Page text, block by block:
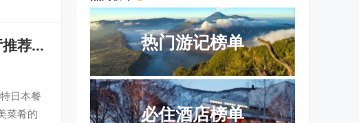
荐一
日本餐
菜肴的
热门游记榜单
必住酒店榜单